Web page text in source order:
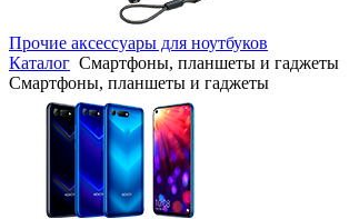
Прочие аксессуары для ноутбуков
Каталог Смартфоны, планшеты и гаджеты
Смартфоны, планшеты и гаджеты